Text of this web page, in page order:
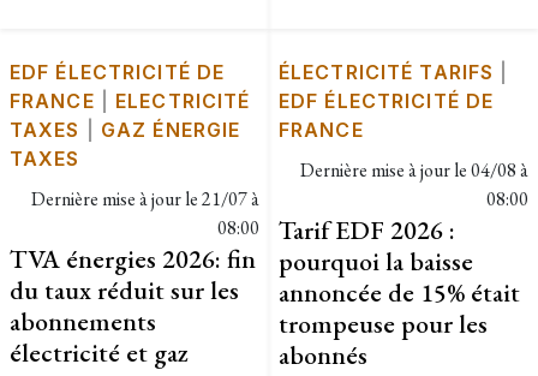
EDF ÉLECTRICITÉ DE
FRANCE
ELECTRICITÉ
TAXES
GAZ ÉNERGIE
TAXES
Dernière mise à jour le21/07 à
08:00
TVA énergies 2026: fin
du taux réduit sur les
abonnements
électricité et gaz
ÉLECTRICITÉ TARIFS
EDF ÉLECTRICITÉ DE
FRANCE
Dernière mise à jour le04/08 à
08:00
Tarif EDF 2026 :
pourquoi la baisse
annoncée de 15% était
trompeuse pour les
abonnés